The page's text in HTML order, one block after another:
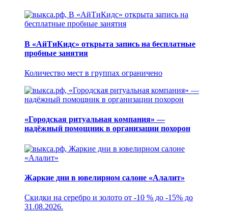
В «АйТиКидс» открыта запись на бесплатные
пробные занятия
Количество мест в группах ограничено
«Городская ритуальная компания» —
надёжный помощник в организации похорон
Жаркие дни в ювелирном салоне «Алалит»
Скидки на серебро и золото от -10 % до -15% до
31.08.2026.